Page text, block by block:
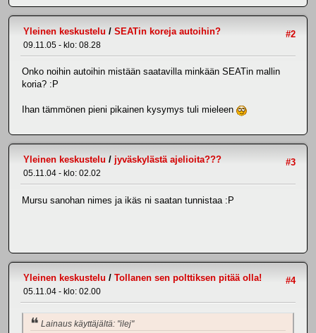
#2
Yleinen keskustelu / SEATin koreja autoihin?
09.11.05 - klo: 08.28
Onko noihin autoihin mistään saatavilla minkään SEATin mallin
koria? :P
Ihan tämmönen pieni pikainen kysymys tuli mieleen
#3
Yleinen keskustelu / jyväskylästä ajelioita???
05.11.04 - klo: 02.02
Mursu sanohan nimes ja ikäs ni saatan tunnistaa :P
#4
Yleinen keskustelu / Tollanen sen polttiksen pitää olla!
05.11.04 - klo: 02.00
Lainaus käyttäjältä: "ilej"